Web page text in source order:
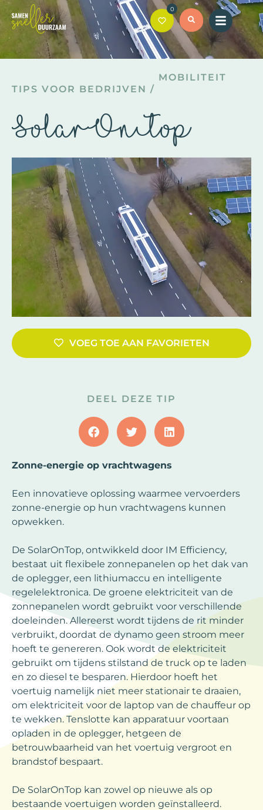
0
TIPS VOOR BEDRIJVEN /
MOBILITEIT
SolarOnTop
Zonne-energie op vrachtwagens
Een innovatieve oplossing waarmee vervoerders
zonne-energie op hun vrachtwagens kunnen
opwekken.
De SolarOnTop, ontwikkeld door IM Efficiency,
bestaat uit flexibele zonnepanelen op het dak van
de oplegger, een lithiumaccu en intelligente
regelelektronica. De groene elektriciteit van de
zonnepanelen wordt gebruikt voor verschillende
doeleinden. Allereerst wordt tijdens de rit minder
verbruikt, doordat de dynamo geen stroom meer
hoeft te genereren. Ook wordt de elektriciteit
gebruikt om tijdens stilstand de truck op te laden
en zo diesel te besparen. Hierdoor hoeft het
voertuig namelijk niet meer stationair te draaien,
om elektriciteit voor de laptop van de chauffeur op
te wekken. Tenslotte kan apparatuur voortaan
opladen in de oplegger, hetgeen de
betrouwbaarheid van het voertuig vergroot en
brandstof bespaart.
De SolarOnTop kan zowel op nieuwe als op
bestaande voertuigen worden geïnstalleerd.
VOEG TOE AAN FAVORIETEN
DEEL DEZE TIP